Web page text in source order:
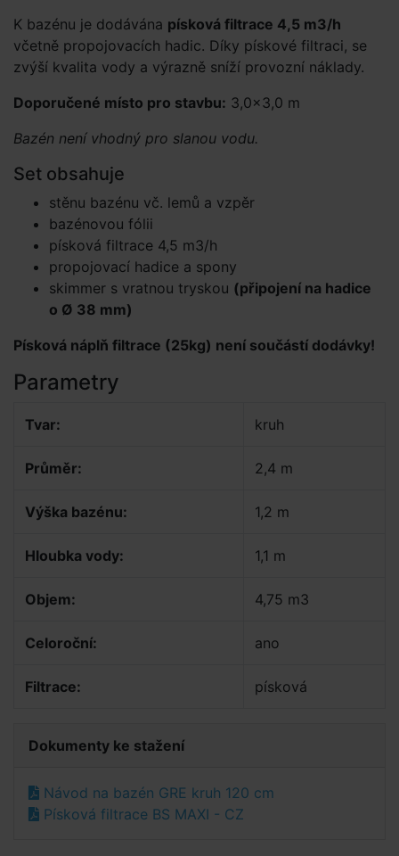
K bazénu je dodávána písková filtrace 4,5 m3/h
včetně propojovacích hadic. Díky pískové filtraci, se
zvýší kvalita vody a výrazně sníží provozní náklady.
Doporučené místo pro stavbu: 3,0×3,0 m
Bazén není vhodný pro slanou vodu.
Set obsahuje
stěnu bazénu vč. lemů a vzpěr
bazénovou fólii
písková filtrace 4,5 m3/h
propojovací hadice a spony
skimmer s vratnou tryskou (připojení na hadice
o Ø 38 mm)
Písková náplň filtrace (25kg) není součástí dodávky!
Parametry
Tvar: kruh
Průměr: 2,4 m
Výška bazénu: 1,2 m
Hloubka vody: 1,1 m
Objem: 4,75 m3
Celoroční: ano
Filtrace: písková
Dokumenty ke stažení
Návod na bazén GRE kruh 120 cm
Písková filtrace BS MAXI - CZ